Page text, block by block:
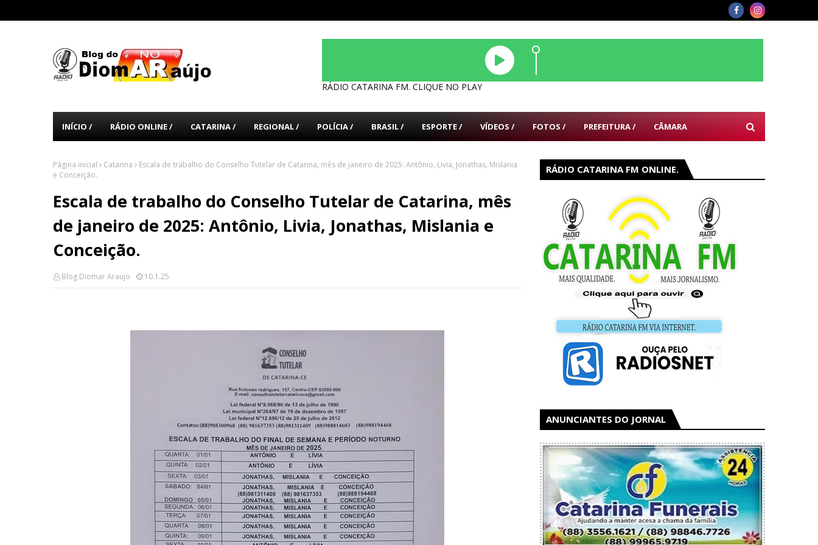
RÁDIO CATARINA FM. CLIQUE NO PLAY
INÍCIO / RÁDIO ONLINE / CATARINA / REGIONAL / POLÍCIA / BRASIL / ESPORTE / VÍDEOS / FOTOS / PREFEITURA / CÂMARA
Página inicial Catarina
Escala de trabalho do Conselho Tutelar de Catarina, mês de janeiro de 2025: Antônio, Livia, Jonathas, Mislania
e Conceição.
Escala de trabalho do Conselho Tutelar de Catarina, mês
de janeiro de 2025: Antônio, Livia, Jonathas, Mislania e
Conceição.
Blog Diomar Araujo 10.1.25
RÁDIO CATARINA FM ONLINE.
ANUNCIANTES DO JORNAL